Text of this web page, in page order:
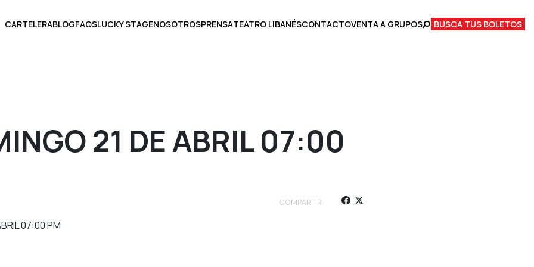
CARTELERABLOGFAQSLUCKY STAGENOSOTROSPRENSATEATRO LIBANÉSCONTACTOVENTA A GRUPOS BUSCA TUS BOLETOS
21 DE ABRIL 07:00
COMPARTIR